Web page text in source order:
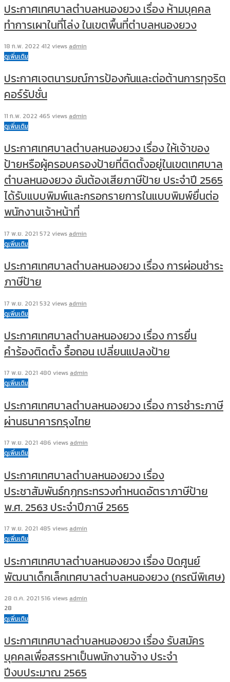
ประกาศเทศบาลตำบลหนองยวง เรื่อง ห้ามบุคคล
ทำการเผาในที่โล่ง ในเขตพื้นที่ตำบลหนองยวง
18 ก.พ. 2022 412 views admin
ดูเพิ่มเติม
ประกาศเจตนารมณ์การป้องกันและต่อต้านการทุจริต
คอร์รัปชั่น
11 ก.พ. 2022 465 views admin
ดูเพิ่มเติม
ประกาศเทศบาลตำบลหนองยวง เรื่อง ให้เจ้าของ
ป้ายหรือผู้ครอบครองป้ายที่ติดตั้งอยู่ในเขตเทศบาล
ตำบลหนองยวง อันต้องเสียภาษีป้าย ประจำปี 2565
ได้รับแบบพิมพ์และกรอกรายการในแบบพิมพ์ยื่นต่อ
พนักงานเจ้าหน้าที่
17 พ.ย. 2021 572 views admin
ดูเพิ่มเติม
ประกาศเทศบาลตำบลหนองยวง เรื่อง การผ่อนชำระ
ภาษีป้าย
17 พ.ย. 2021 532 views admin
ดูเพิ่มเติม
ประกาศเทศบาลตำบลหนองยวง เรื่อง การยื่น
คำร้องติดตั้ง รื้อถอน เปลี่ยนแปลงป้าย
17 พ.ย. 2021 480 views admin
ดูเพิ่มเติม
ประกาศเทศบาลตำบลหนองยวง เรื่อง การชำระภาษี
ผ่านธนาคารกรุงไทย
17 พ.ย. 2021 486 views admin
ดูเพิ่มเติม
ประกาศเทศบาลตำบลหนองยวง เรื่อง
ประชาสัมพันธ์กฎกระทรวงกำหนดอัตราภาษีป้าย
พ.ศ. 2563 ประจำปีภาษี 2565
17 พ.ย. 2021 485 views admin
ดูเพิ่มเติม
ประกาศเทศบาลตำบลหนองยวง เรื่อง ปิดศูนย์
พัฒนาเด็กเล็กเทศบาลตำบลหนองยวง (กรณีพิเศษ)
28 ต.ค. 2021 516 views admin
28
ดูเพิ่มเติม
ประกาศเทศบาลตำบลหนองยวง เรื่อง รับสมัคร
บุคคลเพื่อสรรหาเป็นพนักงานจ้าง ประจำ
ปีงบประมาณ 2565